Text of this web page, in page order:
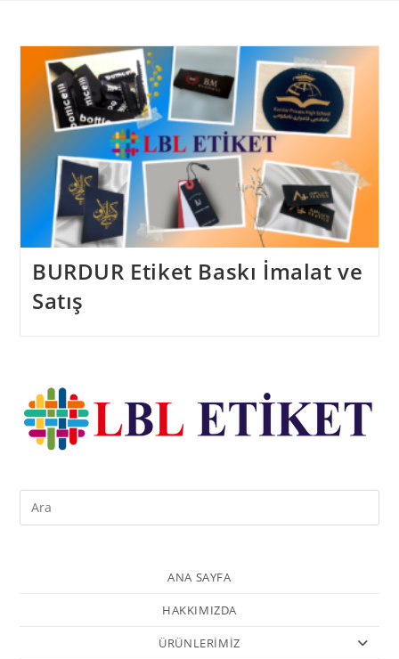
BURDUR Etiket Baskı İmalat ve
Satış
ANA SAYFA
HAKKIMIZDA
ÜRÜNLERİMİZ